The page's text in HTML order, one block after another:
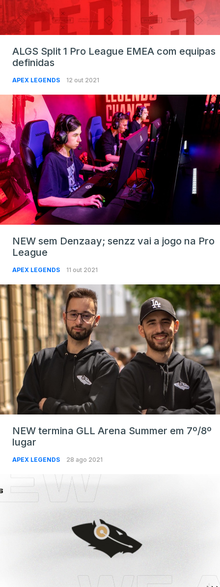
ALGS Split 1 Pro League EMEA com equipas
definidas
APEX LEGENDS 12 out 2021
NEW sem Denzaay; senzz vai a jogo na Pro
League
APEX LEGENDS 11 out 2021
NEW termina GLL Arena Summer em 7º/8º
lugar
APEX LEGENDS 28 ago 2021